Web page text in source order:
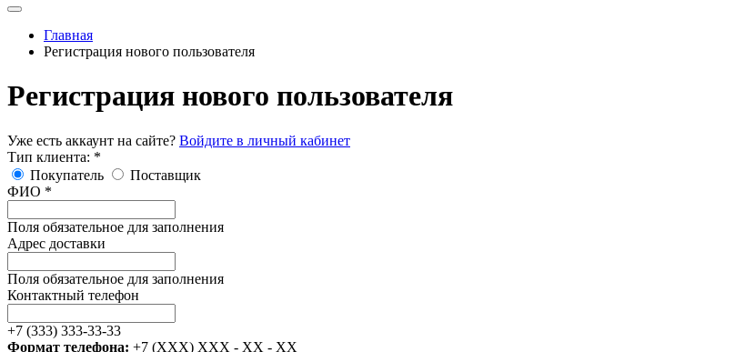
Главная
Регистрация нового пользователя
Регистрация нового пользователя
Уже есть аккаунт на сайте? Войдите в личный кабинет
Тип клиента: *
Покупатель
Поставщик
ФИО *
Поля обязательное для заполнения
Адрес доставки
Поля обязательное для заполнения
Контактный телефон
+7 (333) 333-33-33
Формат телефона: +7 (XXX) XXX - XX - XX